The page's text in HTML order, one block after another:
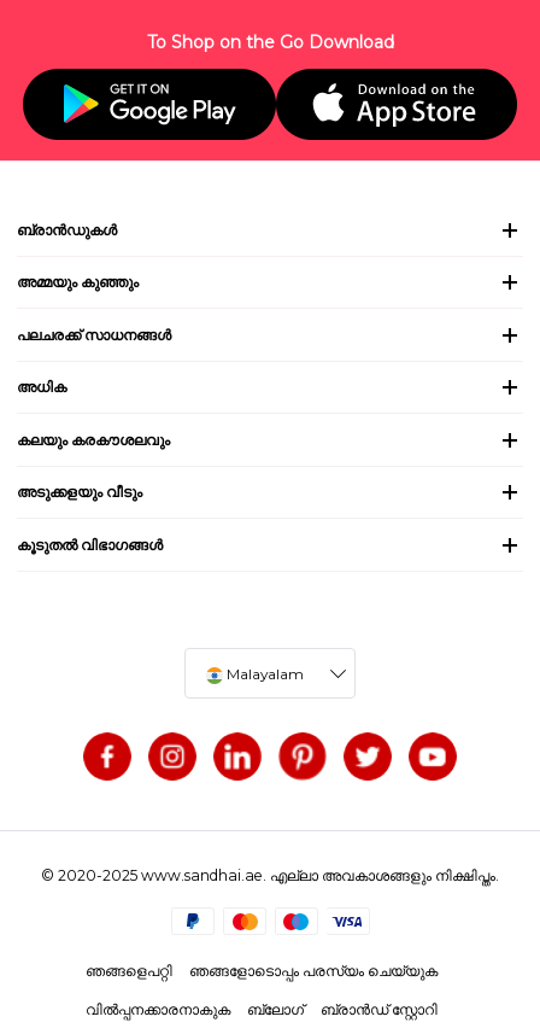
To Shop on the Go Download
ബ്രാൻഡുകൾ
അമ്മയും കുഞ്ഞും
പലചരക്ക് സാധനങ്ങൾ
അധിക
കലയും കരകൗശലവും
അടുക്കളയും വീടും
കൂടുതൽ വിഭാഗങ്ങൾ
Malayalam
© 2020-2025 www.sandhai.ae. എല്ലാ അവകാശങ്ങളും നിക്ഷിപ്തം.
ഞങ്ങളെപറ്റി ഞങ്ങളോടൊപ്പം പരസ്യം ചെയ്യുക
വിൽപ്പനക്കാരനാകുക ബ്ലോഗ് ബ്രാൻഡ് സ്റ്റോറി